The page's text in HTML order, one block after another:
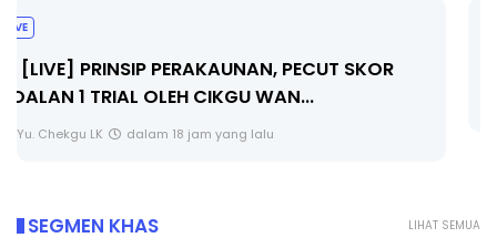
TRANSFORMASI DIGITAL GURU SIRI 7 :
PAHLAWAN DIGITAL PENYELAMAT DUNIA
Unknown 5 hari yang lalu
LIHAT SEMUA
SEGMEN KHAS